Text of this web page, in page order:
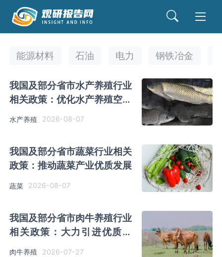
能源材料 石油 电力 钢铁冶金
我国及部分省市水产养殖行业
相关政策：优化水产养殖空间
水产养殖 2026-08-07
我国及部分省市蔬菜行业相关
政策：推动蔬菜产业优质发展
蔬菜 2026-08-07
我国及部分省市肉牛养殖行业
相关政策：大力引进优质奶
牛、肉牛等品种资源
肉牛养殖 2026-07-27